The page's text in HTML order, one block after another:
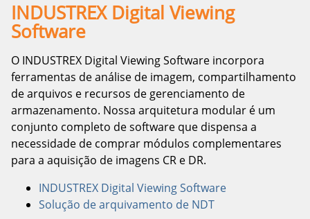
INDUSTREX Digital Viewing
Software
O INDUSTREX Digital Viewing Software incorpora
ferramentas de análise de imagem, compartilhamento
de arquivos e recursos de gerenciamento de
armazenamento. Nossa arquitetura modular é um
conjunto completo de software que dispensa a
necessidade de comprar módulos complementares
para a aquisição de imagens CR e DR.
INDUSTREX Digital Viewing Software
Solução de arquivamento de NDT